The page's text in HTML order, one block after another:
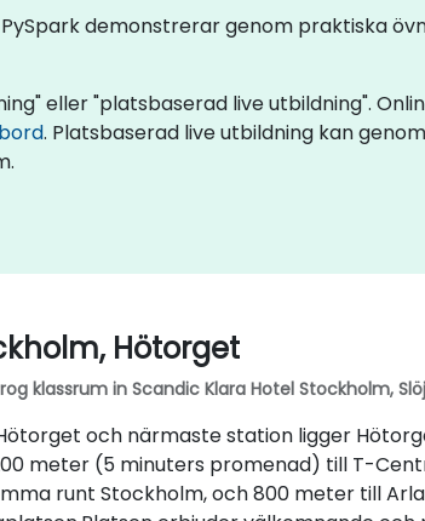
demonstrerar genom praktiska
eller "platsbaserad live utbildning".
. Platsbaserad live utbildning kan
Hötorget
klassrum in Scandic Klara Hotel Stockholm,
och närmaste station ligger
meter (5 minuters promenad) till T-
runt Stockholm, och 800 meter till